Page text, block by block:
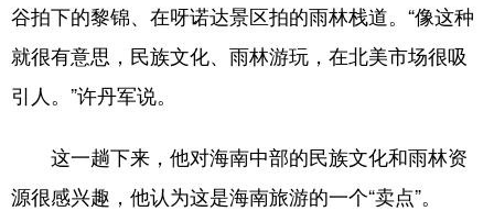
谷拍下的黎锦、在呀诺达景区拍的雨林栈道。“像这种
就很有意思，民族文化、雨林游玩，在北美市场很吸
引人。”许丹军说。
这一趟下来，他对海南中部的民族文化和雨林资
源很感兴趣，他认为这是海南旅游的一个“卖点”。